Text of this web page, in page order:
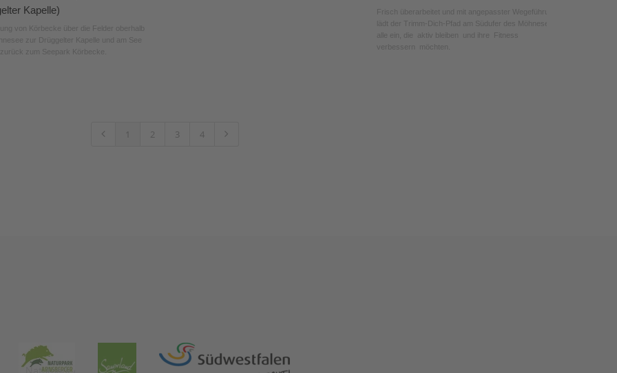
Kapelle)
von Körbecke über die Felder oberhalb
zur Drüggelter Kapelle und am See
zum Seepark Körbecke.
Frisch überarbeitet und mit angepasster Wegeführung
lädt der Trimm-Dich-Pfad am Südufer des Möhnesees
alle ein, die aktiv bleiben und ihre Fitness
verbessern möchten.
1 2 3 4